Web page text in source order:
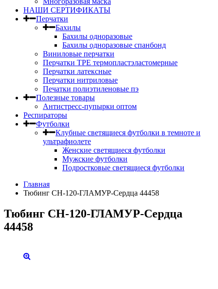
НАШИ СЕРТИФИКАТЫ
Перчатки
Бахилы
Бахилы одноразовые
Бахилы одноразовые спанбонд
Виниловые перчатки
Перчатки TPE термопластэластомерные
Перчатки латексные
Перчатки нитриловые
Печатки полиэтиленовые пэ
Полезные товары
Антистресс-пупырки оптом
Респираторы
Футболки
Клубные светящиеся футболки в темноте и
ультрафиолете
Женские светящиеся футболки
Мужские футболки
Подростковые светящиеся футболки
Главная
Тюбинг CH-120-ГЛАМУР-Сердца 44458
Тюбинг CH-120-ГЛАМУР-Сердца
44458